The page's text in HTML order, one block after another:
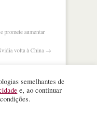
promete aumentar
volta à China →
direitos reservados.
semelhantes de
e, ao continuar